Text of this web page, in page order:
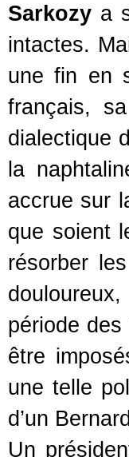
Sarkozy a
intactes.
une fin en
français,
dialectique
la
accrue sur
que soient
résorber
période
être
une telle
d’un
Un